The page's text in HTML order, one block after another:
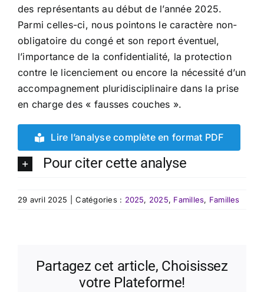
des représentants au début de l’année 2025.
Parmi celles-ci, nous pointons le caractère non-
obligatoire du congé et son report éventuel,
l’importance de la confidentialité, la protection
contre le licenciement ou encore la nécessité d’un
accompagnement pluridisciplinaire dans la prise
en charge des « fausses couches ».
Lire l’analyse complète en format PDF
Pour citer cette analyse
29 avril 2025 Catégories : 2025, 2025, Familles, Familles
Partagez cet article, Choisissez
votre Plateforme!